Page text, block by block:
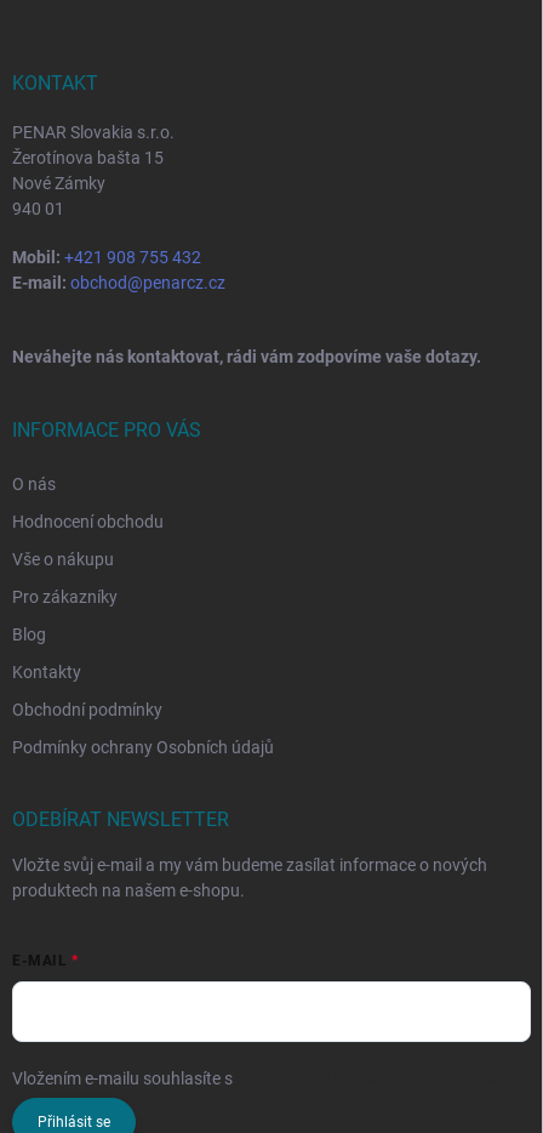
KONTAKT
PENAR Slovakia s.r.o.
Žerotínova bašta 15
Nové Zámky
940 01
Mobil: +421 908 755 432
E-mail: obchod@penarcz.cz
Neváhejte nás kontaktovat, rádi vám zodpovíme vaše dotazy.
INFORMACE PRO VÁS
O nás
Hodnocení obchodu
Vše o nákupu
Pro zákazníky
Blog
Kontakty
Obchodní podmínky
Podmínky ochrany Osobních údajů
ODEBÍRAT NEWSLETTER
Vložte svůj e-mail a my vám budeme zasílat informace o nových
produktech na našem e-shopu.
E-MAIL
Vložením e-mailu souhlasíte s
Přihlásit se